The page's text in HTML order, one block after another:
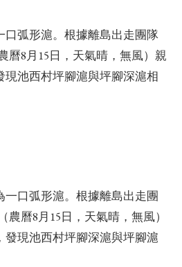
口弧形滬。根據離島出走團隊
曆8月15日，天氣晴，無風）親
現池西村坪腳滬與坪腳深滬相
一口弧形滬。根據離島出走團
農曆8月15日，天氣晴，無風）
發現池西村坪腳深滬與坪腳滬